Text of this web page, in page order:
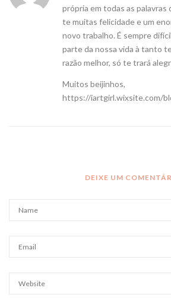
própria em todas as
te muitas felicidade e um
novo trabalho. É sempre
parte da nossa vida à tanto
razão melhor, só te trará
Muitos beijinhos,
https://iartgirl.wixsite.com/
DEIXE UM